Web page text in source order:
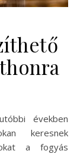
keresnek
a fogyás